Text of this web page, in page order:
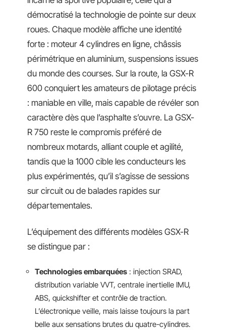
démocratisé la technologie de pointe sur deux
roues. Chaque modèle affiche une identité
forte : moteur 4 cylindres en ligne, châssis
périmétrique en aluminium, suspensions issues
du monde des courses. Sur la route, la GSX-R
600 conquiert les amateurs de pilotage précis
: maniable en ville, mais capable de révéler son
caractère dès que l’asphalte s’ouvre. La GSX-
R 750 reste le compromis préféré de
nombreux motards, alliant couple et agilité,
tandis que la 1000 cible les conducteurs les
plus expérimentés, qu’il s’agisse de sessions
sur circuit ou de balades rapides sur
départementales.
L’équipement des différents modèles GSX-R
se distingue par :
Technologies embarquées : injection SRAD,
distribution variable VVT, centrale inertielle IMU,
ABS, quickshifter et contrôle de traction.
L’électronique veille, mais laisse toujours la part
belle aux sensations brutes du quatre-cylindres.